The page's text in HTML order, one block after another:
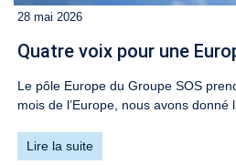
28 mai 2026
Quatre voix pour une
Le pôle Europe du Groupe SOS
mois de l’Europe, nous avons donné
Lire la suite